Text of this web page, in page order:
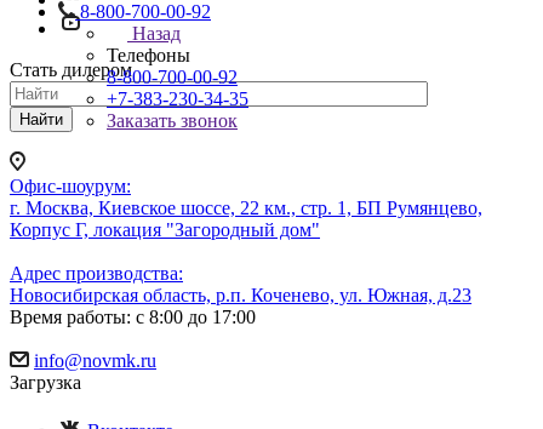
8-800-700-00-92
Назад
Телефоны
8-800-700-00-92
+7-383-230-34-35
Заказать звонок
Офис-шоурум:
г. Москва, Киевское шоссе, 22 км., стр. 1, БП Румянцево,
Корпус Г, локация "Загородный дом"
Адрес производства:
Новосибирская область, р.п. Коченево, ул. Южная, д.23
Время работы: с 8:00 до 17:00
info@novmk.ru
Загрузка
Стать дилером
Найти